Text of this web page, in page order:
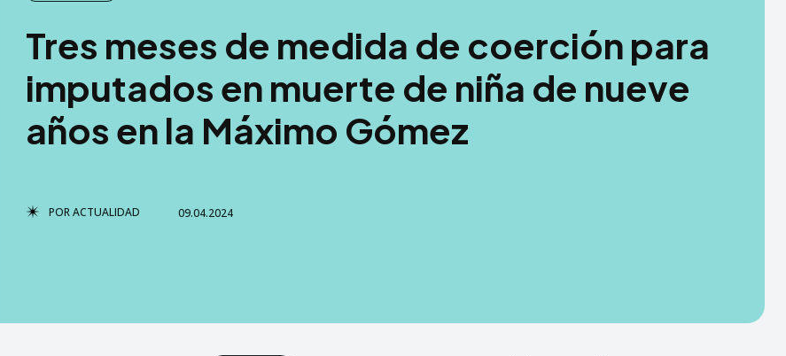
Internacionales
Deportes
Tecnología
Internacionales
Deportes
Tecnología
Tres meses de medida de coerción para
imputados en muerte de niña de nueve
años en la Máximo Gómez
PORACTUALIDAD 09.04.2024